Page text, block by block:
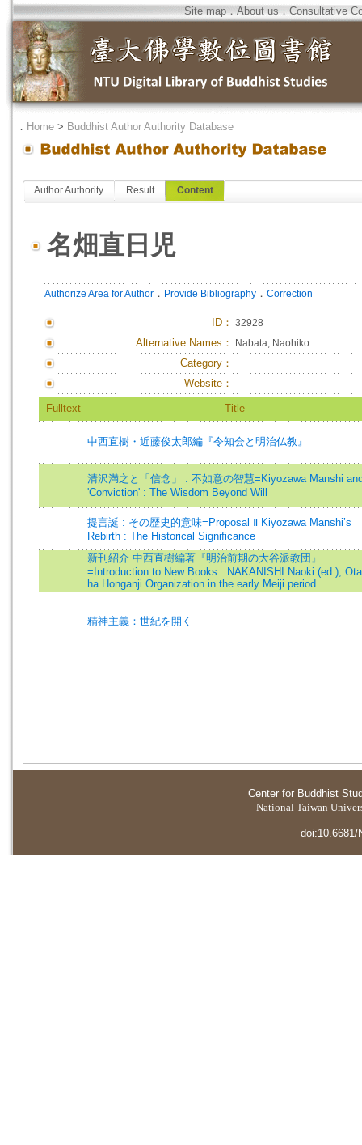
Site map．About us．Consultative
． Home > Buddhist Author Authority Database
Author Authority Result Content
名畑直日児
Authorize Area for Author ． Provide Bibliography ． Correction
ID ： 32928
Alternative Names： Nabata, Naohiko
Category：
Website：
Fulltext Title
中西直樹・近藤俊太郎編『令知会と明治仏教』
清沢満之と「信念」 : 不如意の智慧=Kiyozawa Manshi
'Conviction' : The Wisdom Beyond Will
提言誕 : その歴史的意味=Proposal Ⅱ Kiyozawa Manshi’s
Rebirth : The Historical Significance
新刊紹介 中西直樹編著『明治前期の大谷派教団』
=Introduction to New Books : NAKANISHI Naoki (ed.),
ha Honganji Organization in the early Meiji period
精神主義：世紀を開く
Center for Buddhist
National Taiwan
doi:10.6681/